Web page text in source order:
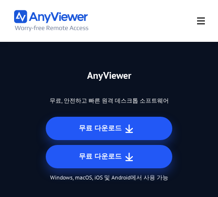
AnyViewer
무료, 안전하고 빠른 원격 데스크톱 소프트웨어
무료 다운로드
무료 다운로드
Windows, macOS, iOS 및 Android에서 사용 가능